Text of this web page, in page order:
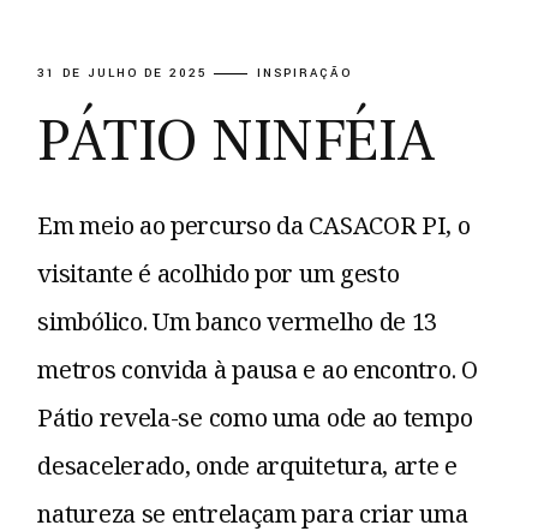
31 DE JULHO DE 2025 INSPIRAÇÃO
PÁTIO NINFÉIA
Em meio ao percurso da CASACOR PI, o
visitante é acolhido por um gesto
simbólico. Um banco vermelho de 13
metros convida à pausa e ao encontro. O
Pátio revela-se como uma ode ao tempo
desacelerado, onde arquitetura, arte e
natureza se entrelaçam para criar uma